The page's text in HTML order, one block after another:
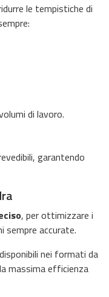
le tempistiche di
di lavoro.
garantendo
, per ottimizzare i
sempre accurate.
nei formati da
massima efficienza